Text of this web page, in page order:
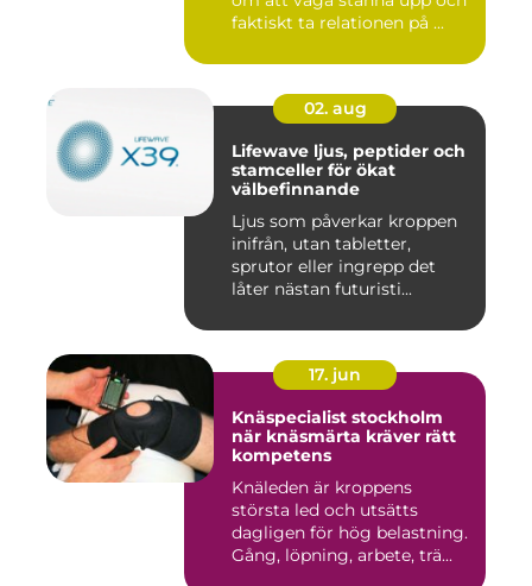
faktiskt ta relationen på ...
02. aug
Lifewave ljus, peptider och
stamceller för ökat
välbefinnande
Ljus som påverkar kroppen
inifrån, utan tabletter,
sprutor eller ingrepp det
låter nästan futuristi...
17. jun
Knäspecialist stockholm
när knäsmärta kräver rätt
kompetens
Knäleden är kroppens
största led och utsätts
dagligen för hög belastning.
Gång, löpning, arbete, trä...